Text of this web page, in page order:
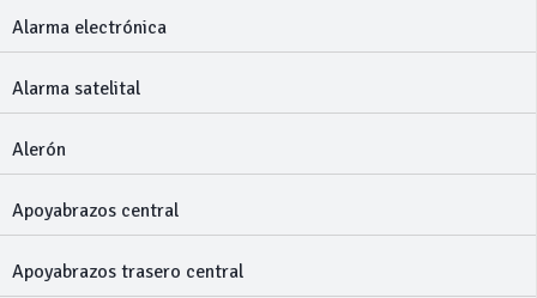
Alarma electrónica
Alarma satelital
Alerón
Apoyabrazos central
Apoyabrazos trasero central